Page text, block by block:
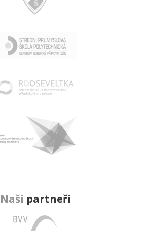
Naši partneři